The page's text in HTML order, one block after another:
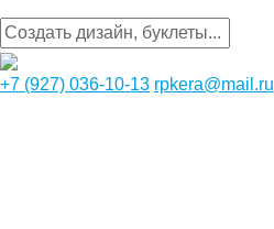
+7 (927) 036-10-13 rpkera@mail.ru